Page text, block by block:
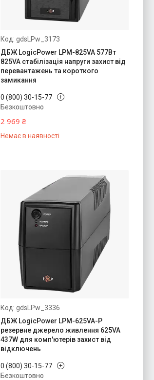
gdsLPw_3173
ДБЖ LogicPower LPM-825VA 577Вт
825VA стабілізація напруги захист від
перевантажень та короткого
замикання
0 (800) 30-15-77
Безкоштовно
2 969 ₴
Немає в наявності
gdsLPw_3336
ДБЖ LogicPower LPM-625VA-P
резервне джерело живлення 625VA
437W для комп'ютерів захист від
відключень
0 (800) 30-15-77
Безкоштовно